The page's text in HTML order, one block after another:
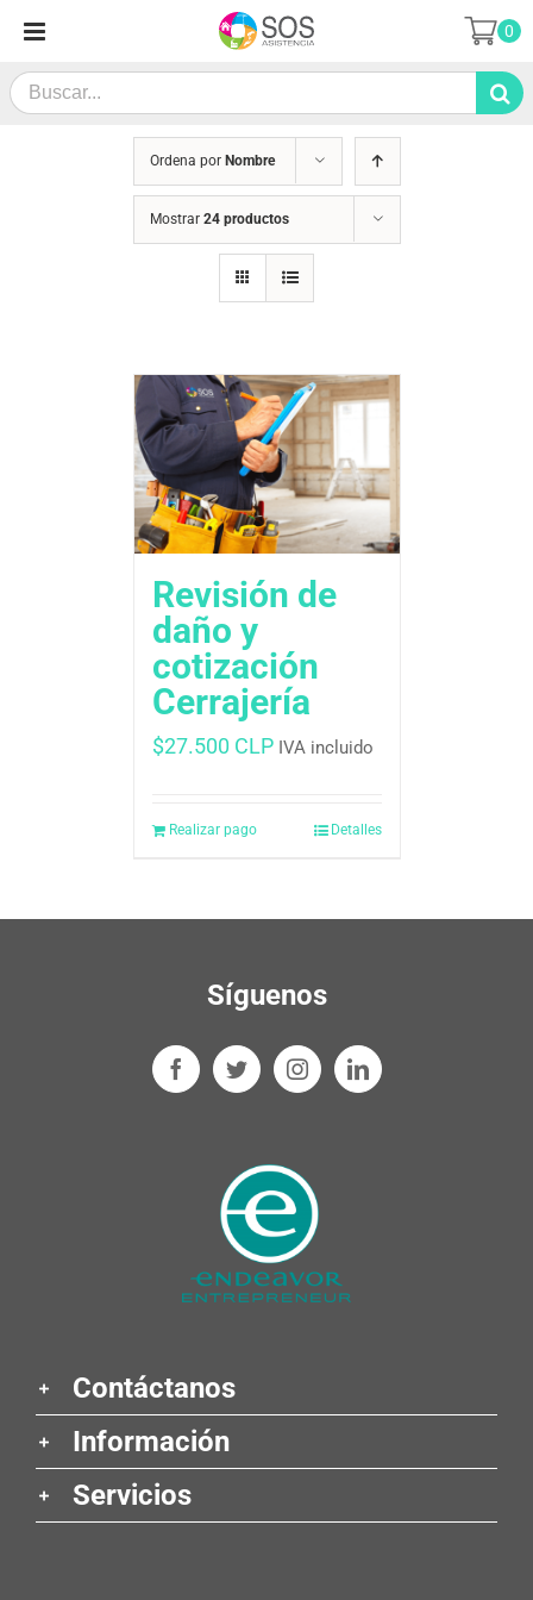
contenido
Search
for:
0
Ordena por Nombre
Mostrar 24 productos
Revisión de
daño y
cotización
Cerrajería
$27.500 CLP IVA incluido
Realizar pago Detalles
Síguenos
Contáctanos
Información
Servicios